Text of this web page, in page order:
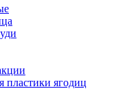
пластики ягодиц